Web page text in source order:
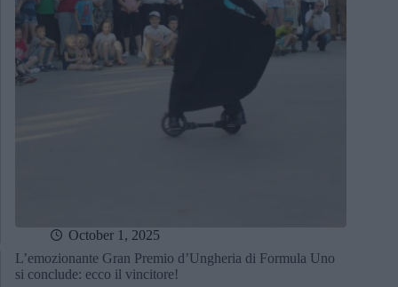
October 1, 2025
L’emozionante Gran Premio d’Ungheria di Formula Uno
si conclude: ecco il vincitore!